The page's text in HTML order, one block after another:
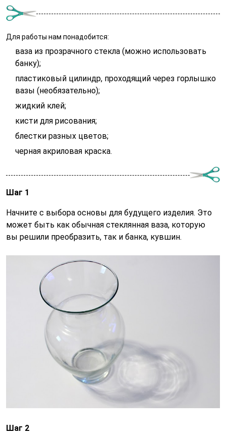
Для работы нам понадобится:
ваза из прозрачного стекла (можно использовать
банку);
пластиковый цилиндр, проходящий через горлышко
вазы (необязательно);
жидкий клей;
кисти для рисования;
блестки разных цветов;
черная акриловая краска.
Шаг 1
Начните с выбора основы для будущего изделия. Это
может быть как обычная стеклянная ваза, которую
вы решили преобразить, так и банка, кувшин.
Шаг 2